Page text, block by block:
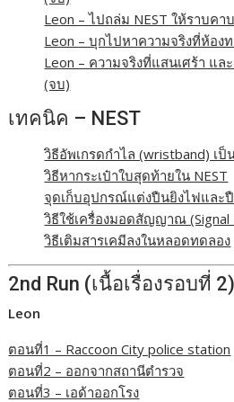
Leon – ไปถล่ม NEST ให้ราบคาบ
Leon – บุกไปหาความจริงที่ห้อง
Leon – ความจริงที่แสนเศร้า แล
(จบ)
เทคนิค – NEST
วิธีอัพเกรดกำไล (wristband) เป็
วิธีหากระเป๋าใบสุดท้ายใน NEST
จุดเก็บอุปกรณ์แต่งปืนยิงไฟและ
วิธีใช้เครื่องมอดสัญญาณ (Signal
วิธีเติมสารเคมีลงในหลอดทดลอง
2nd Run (เนื้อเรื่องรอบที่ 2)
Leon
ตอนที่1 – Raccoon City police station
ตอนที่2 – ออกจากสถานีตำรวจ
ตอนที่3 – เอด้าออกโรง